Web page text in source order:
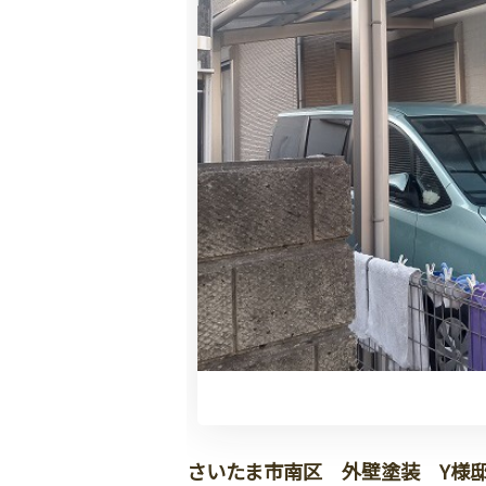
さいたま市南区 外壁塗装 Y様